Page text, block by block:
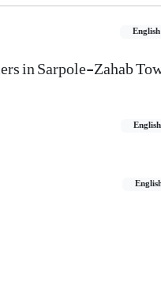
English
in Sarpole-Zahab
English